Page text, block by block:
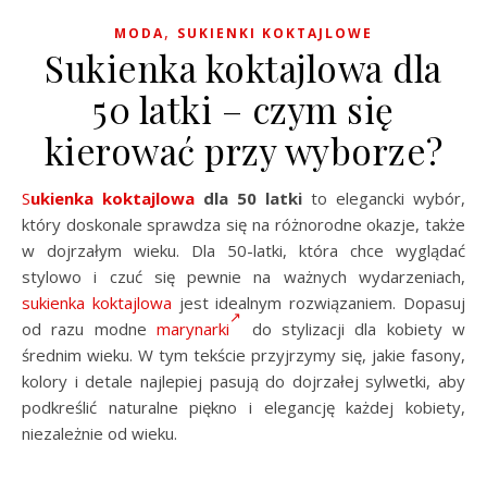
MODA, SUKIENKI KOKTAJLOWE
Sukienka koktajlowa dla
50 latki – czym się
kierować przy wyborze?
Sukienka koktajlowa dla 50 latki to elegancki wybór,
który doskonale sprawdza się na różnorodne okazje, także
w dojrzałym wieku. Dla 50-latki, która chce wyglądać
stylowo i czuć się pewnie na ważnych wydarzeniach,
sukienka koktajlowa jest idealnym rozwiązaniem. Dopasuj
od razu modnemarynarki
do stylizacji dla kobiety w
średnim wieku. W tym tekście przyjrzymy się, jakie fasony,
kolory i detale najlepiej pasują do dojrzałej sylwetki, aby
podkreślić naturalne piękno i elegancję każdej kobiety,
niezależnie od wieku.